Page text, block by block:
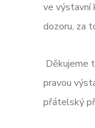
ve výstavní
dozoru, za
Děkujeme
pravou
přátelský